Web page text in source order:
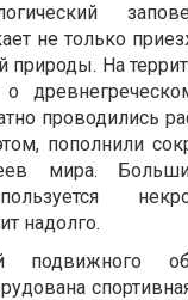
не только
природы. На
о
проводились
пополнили
мира.
надолго.
подвижного